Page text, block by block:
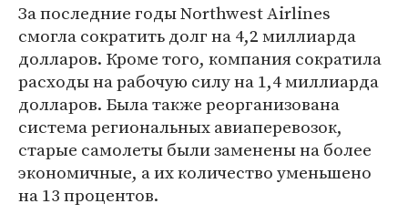
За последние годы Northwest Airlines
смогла сократить долг на 4,2 миллиарда
долларов. Кроме того, компания сократила
расходы на рабочую силу на 1,4 миллиарда
долларов. Была также реорганизована
система региональных авиаперевозок,
старые самолеты были заменены на более
экономичные, а их количество уменьшено
на 13 процентов.